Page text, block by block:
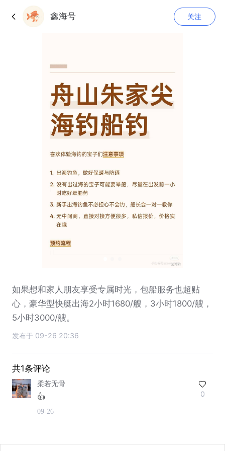
鑫海号 关注
如果想和家人朋友享受专属时光，包船服务也超贴
心，豪华型快艇出海2小时1680/艘，3小时1800/艘，
5小时3000/艘。
发布于 09-26 20:36
共1条评论
柔若无骨
👍
09-26
0